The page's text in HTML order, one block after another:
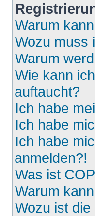
Warum
Wozu muss
Warum
Wie kann
auftaucht?
Ich habe
Ich habe
Ich habe
anmelden?!
Was ist
Warum
Wozu ist die